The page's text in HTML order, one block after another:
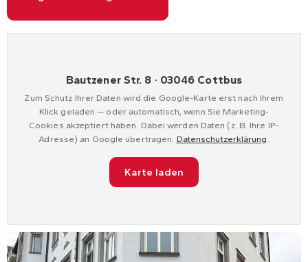
Bautzener Str. 8 · 03046 Cottbus
Zum Schutz Ihrer Daten wird die Google-Karte erst nach Ihrem
Klick geladen — oder automatisch, wenn Sie Marketing-
Cookies akzeptiert haben. Dabei werden Daten (z. B. Ihre IP-
Adresse) an Google übertragen. Datenschutzerklärung
Karte laden